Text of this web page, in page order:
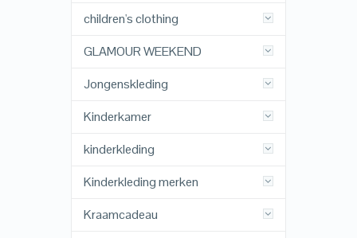
children's clothing
GLAMOUR WEEKEND
Jongenskleding
Kinderkamer
kinderkleding
Kinderkleding merken
Kraamcadeau